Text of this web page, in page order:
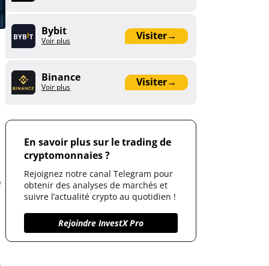
Bybit Visiter→
Voir plus
Binance Visiter→
Voir plus
En savoir plus sur le trading de
cryptomonnaies ?
Rejoignez notre canal Telegram pour
obtenir des analyses de marchés et
suivre l’actualité crypto au quotidien !
Rejoindre InvestX Pro